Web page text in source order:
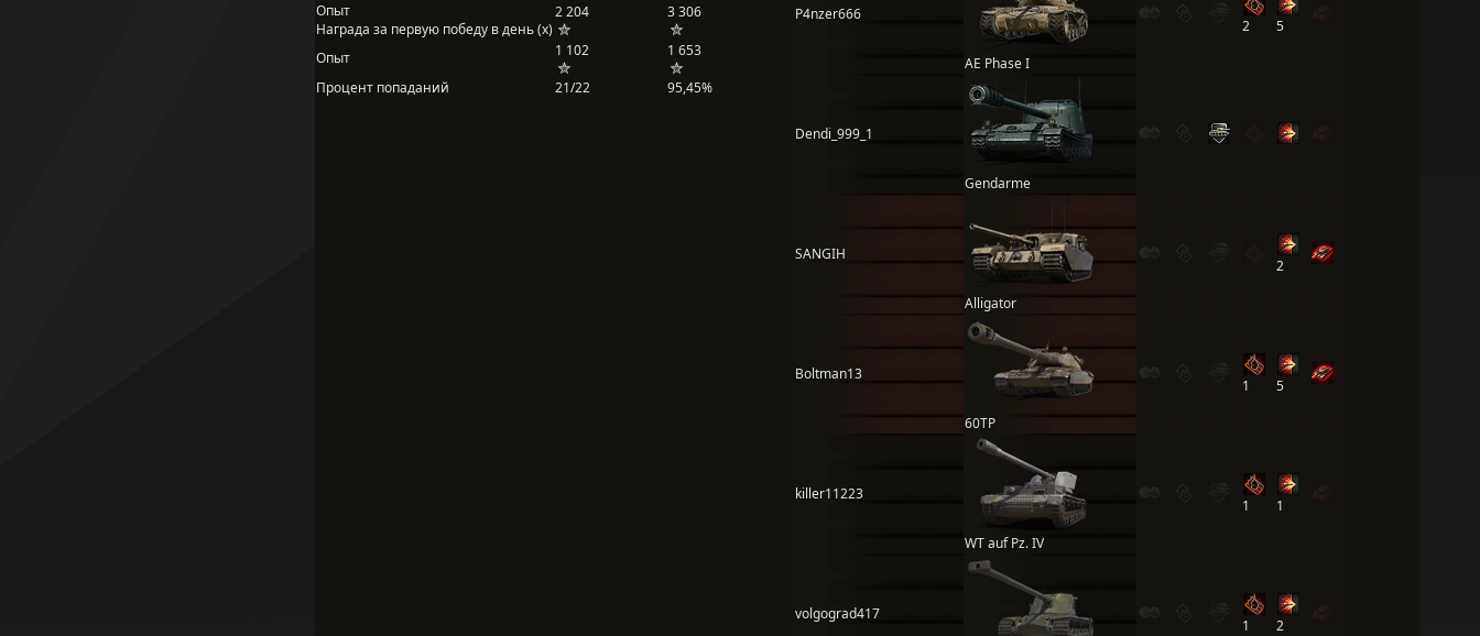
Опыт
Награда за первую победу в день (x)
2 204 3 306
Опыт 1 102
1 653
Процент попаданий
21/22 95,45%
P4nzer666
AE Phase I
2 5
Dendi_999_1
Gendarme
SANGIH
Alligator
2
Boltman13
60TP
1 5
killer11223
WT auf Pz. IV
1 1
volgograd417
1 2